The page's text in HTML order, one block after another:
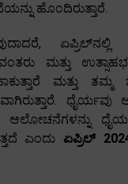
ಹೊಂದಿರುತ್ತಾರೆ.
ಏಪ್ರಿಲ್‌ನಲ್ಲಿ
ಮತ್ತು
ಮತ್ತು ತಮ್ಮ
ಧೈರ್ಯವು
ಎಂದು ಏಪ್ರಿಲ್